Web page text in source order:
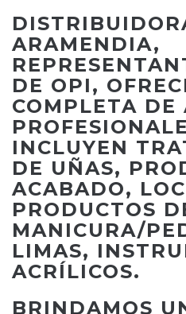
ARAMENDIA,
DE OPI,
COMPLETA DE
INCLUYEN
DE UÑAS,
ACABADO,
PRODUCTOS
MANICURA/
LIMAS,
ACRÍLICOS.
BRINDAMOS